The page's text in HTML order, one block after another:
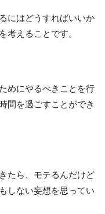
にはどうすればいいか
考えることです。
めにやるべきことを行
間を過ごすことができ
たら、モテるんだけど
しない妄想を思ってい